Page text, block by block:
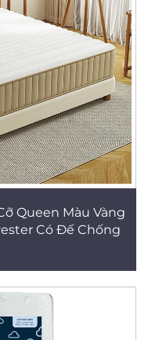
Queen Màu Vàng
Có Đế Chống